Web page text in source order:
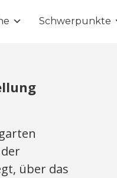
Schwerpunkte
über das